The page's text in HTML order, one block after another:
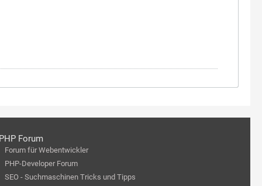
Forum
Forum für Webentwickler
PHP-Developer Forum
SEO - Suchmaschinen Tricks und Tipps